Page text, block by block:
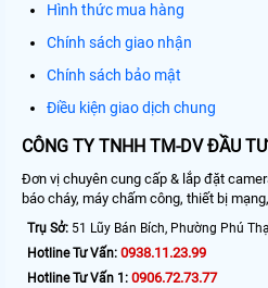
Hình thức mua hàng
Chính sách giao nhận
Chính sách bảo mật
Điều kiện giao dịch chung
CÔNG TY TNHH TM-DV ĐẦU
Đơn vị chuyên cung cấp & lắp đặt
báo cháy, máy chấm công, thiết bị
Trụ Sở: 51 Lũy Bán Bích, Phường Phú
Hotline Tư Vấn: 0938.11.23.99
Hotline Tư Vấn 1: 0906.72.73.77